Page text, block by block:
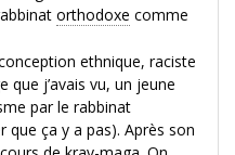
orthodoxe comme
ethnique, raciste
que j’avais vu, un jeune
par le rabbinat
que ça y a pas). Après son